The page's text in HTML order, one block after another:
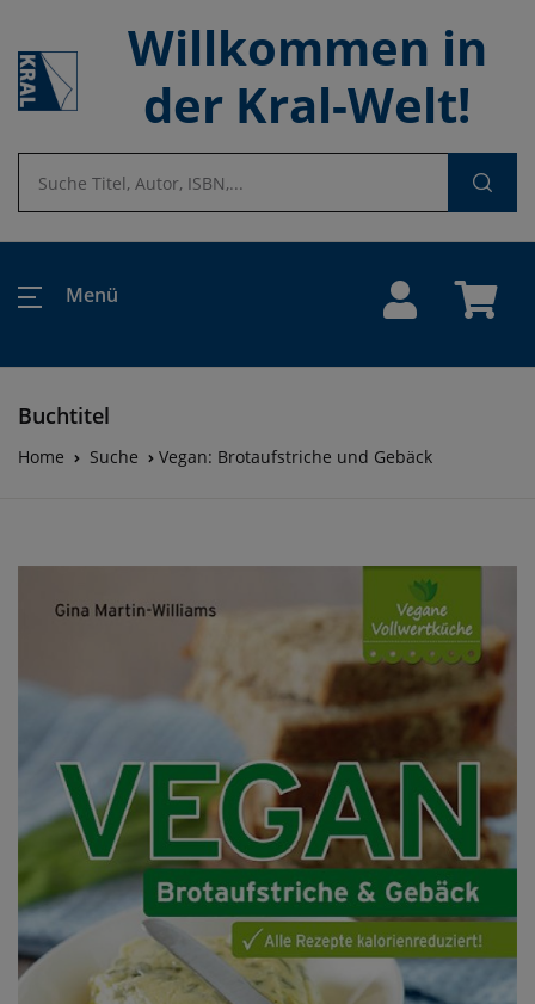
Willkommen in
der Kral-Welt!
Menü
Buchtitel
Home Suche Vegan: Brotaufstriche und Gebäck